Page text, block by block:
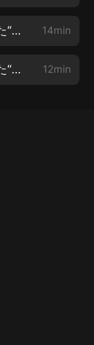
チャプター１：日本を動かした“怪物”たち（その3） 14min
チャプター１：日本を動かした“怪物”たち（その4） 12min